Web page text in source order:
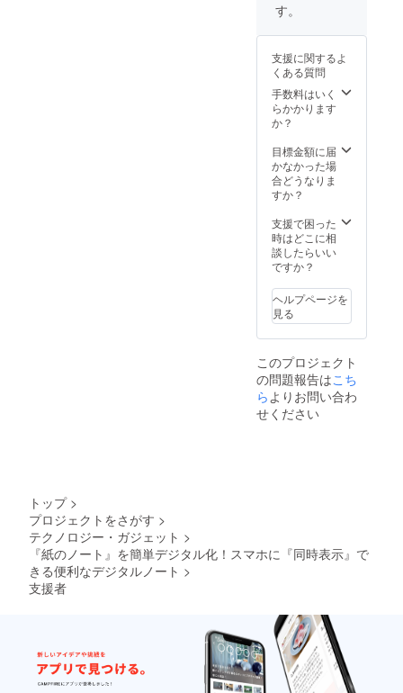
り出荷
遅れる
場合、
早急に
ご連絡
致しま
す。
支援に関するよ
くある質問
手数料はいく
らかかります
か？
目標金額に届
かなかった場
合どうなりま
すか？
支援で困った
時はどこに相
談したらいい
ですか？
ヘルプページを
見る
このプロジェクト
の問題報告はこち
らよりお問い合わ
せください
トップ >
プロジェクトをさがす >
テクノロジー・ガジェット >
『紙のノート』を簡単デジタル化！スマホに『同時表示』で
きる便利なデジタルノート >
支援者